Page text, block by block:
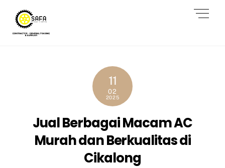
content
11
02
2025
Jual Berbagai Macam AC
Murah dan Berkualitas di
Cikalong